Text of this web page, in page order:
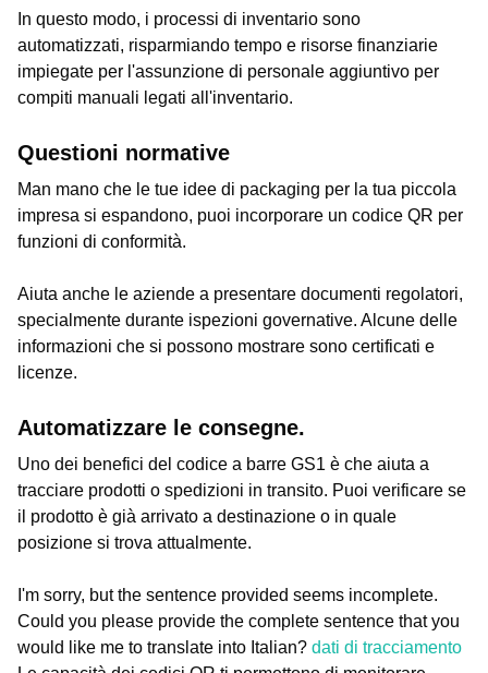
In questo modo, i processi di inventario sono
automatizzati, risparmiando tempo e risorse finanziarie
impiegate per l'assunzione di personale aggiuntivo per
compiti manuali legati all'inventario.
Questioni normative
Man mano che le tue idee di packaging per la tua piccola
impresa si espandono, puoi incorporare un codice QR per
funzioni di conformità.
Aiuta anche le aziende a presentare documenti regolatori,
specialmente durante ispezioni governative. Alcune delle
informazioni che si possono mostrare sono certificati e
licenze.
Automatizzare le consegne.
Uno dei benefici del codice a barre GS1 è che aiuta a
tracciare prodotti o spedizioni in transito. Puoi verificare se
il prodotto è già arrivato a destinazione o in quale
posizione si trova attualmente.
I'm sorry, but the sentence provided seems incomplete.
Could you please provide the complete sentence that you
would like me to translate into Italian? dati di tracciamento